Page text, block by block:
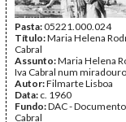
Pasta:05221.000.024
Título:Maria Helena
Cabral
Assunto:Maria Helena
Iva Cabral num
Autor:Filmarte Lisboa
Data: c. 1960
Fundo:DAC -
Cabral